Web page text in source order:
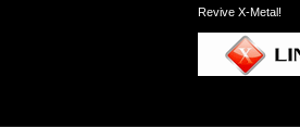
Revive X-Metal!